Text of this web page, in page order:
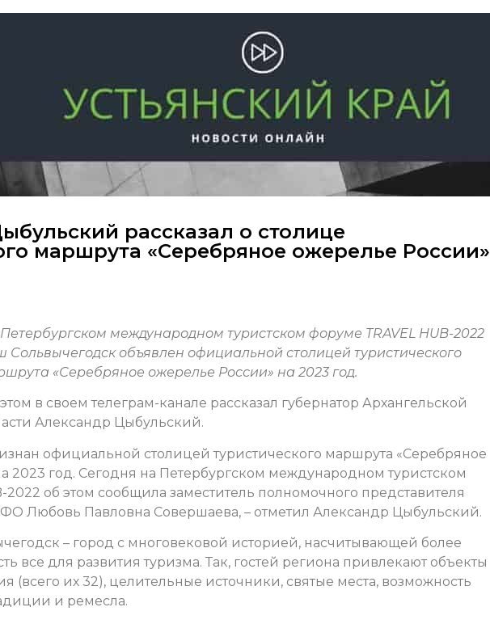
рассказал о столице
маршрута «Серебряное ожерелье России»
международном туристском форуме TRAVEL HUB-2022
Сольвычегодск объявлен официальной столицей туристического
«Серебряное ожерелье России» на 2023 год.
в своем телеграм-канале рассказал губернатор Архангельской
Александр Цыбульский.
официальной столицей туристического маршрута «Серебряное
2023 год. Сегодня на Петербургском международном туристском
2022 об этом сообщила заместитель полномочного представителя
Любовь Павловна Совершаева, – отметил Александр Цыбульский.
– город с многовековой историей, насчитывающей более
все для развития туризма. Так, гостей региона привлекают объекты
(всего их 32), целительные источники, святые места, возможность
и ремесла.